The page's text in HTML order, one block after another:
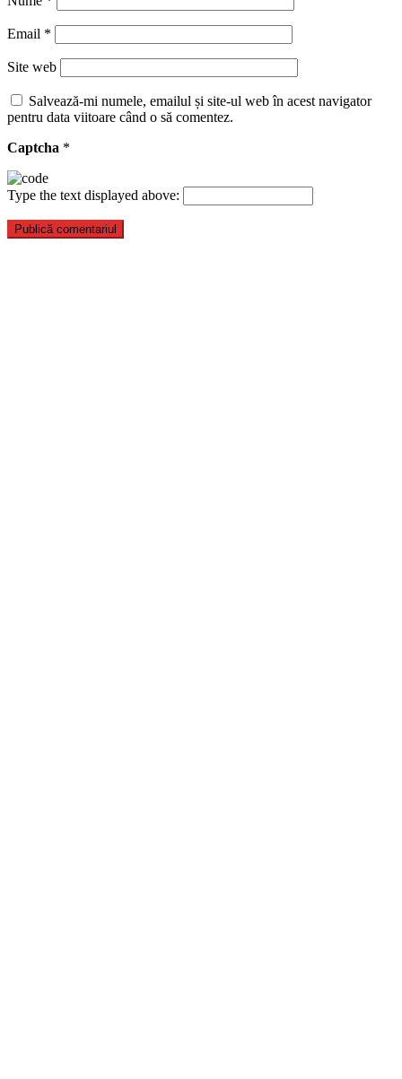
Email *
Site web
Salvează-mi numele, emailul și site-ul web în acest navigator
pentru data viitoare când o să comentez.
Captcha *
Type the text displayed above: